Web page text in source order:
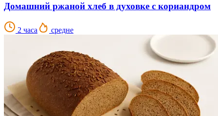
Домашний ржаной хлеб в духовке с кориандром
2 часа средне